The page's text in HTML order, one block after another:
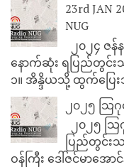
23rd JAN
NUG
၂၀၂၄ ဇ
နောက်ဆုံး ရပြည်တွင်းသ
၁။ အိန္ဒိယသို့ ထွက်ပြေ
၂၀၂၅ သ
၂၀၂၅ သ
ပြည်တွင်းသတ
ဝန်ကြီး ဒေါ်ဇင်မာအော